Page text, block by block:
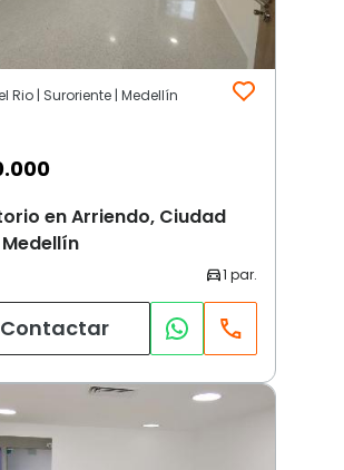
Rio | Suroriente | Medellín
en Arriendo, Ciudad
Medellín
Contactar